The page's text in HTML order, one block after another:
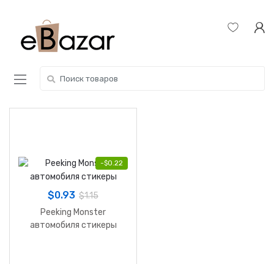
navigation
content
for:
-$0.22
$0.93 $1.15
Peeking Monster
автомобиля стикеры